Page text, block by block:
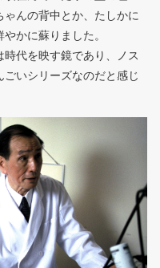
んの背中とか、たしかに
かに蘇りました。
代を映す鏡であり、ノス
いシリーズなのだと感じ